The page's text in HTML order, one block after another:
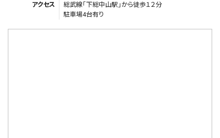
アクセス
総武線「下総中山駅」から徒歩１２分
駐車場4台有り